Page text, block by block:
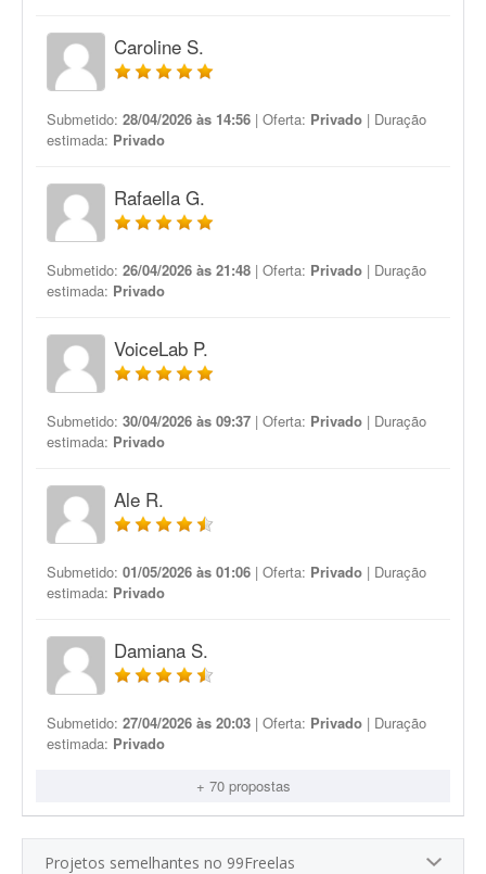
Caroline S.
Submetido: 28/04/2026 às 14:56 | Oferta: Privado | Duração
estimada: Privado
Rafaella G.
Submetido: 26/04/2026 às 21:48 | Oferta: Privado | Duração
estimada: Privado
VoiceLab P.
Submetido: 30/04/2026 às 09:37 | Oferta: Privado | Duração
estimada: Privado
Ale R.
Submetido: 01/05/2026 às 01:06 | Oferta: Privado | Duração
estimada: Privado
Damiana S.
Submetido: 27/04/2026 às 20:03 | Oferta: Privado | Duração
estimada: Privado
+ 70 propostas
Projetos semelhantes no 99Freelas